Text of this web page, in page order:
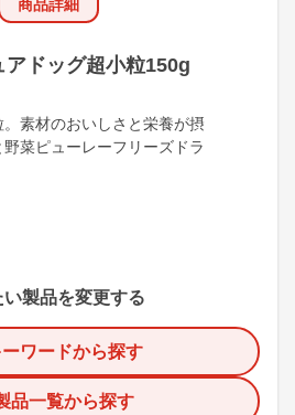
商品詳細
アドッグ超小粒150g
素材のおいしさと栄養が摂
菜ピューレーフリーズドラ
い製品を変更する
ーワードから探す
品一覧から探す